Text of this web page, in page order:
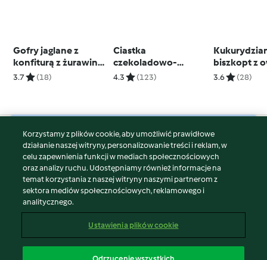
Gofry jaglane z
konfiturą z żurawiny i
kozim serem
3.7 (18)
Ciastka
czekoladowo-
pomarańczowe (bez
4.3 (123)
biszkopt z
3.6 (28)
© Copyright 2026
Warunki korzystania
Polityka prywatności
Disclaimer
Znak wydawcy
Zgłoś treść
Korzystamy z plików cookie, aby umożliwić prawidłowe
działanie naszej witryny, personalizowanie treści i reklam, w
celu zapewnienia funkcji w mediach społecznościowych
oraz analizy ruchu. Udostępniamy również informacje na
temat korzystania z naszej witryny naszymi partnerom z
sektora mediów społecznościowych, reklamowego i
analitycznego.
Ustawienia plików cookie